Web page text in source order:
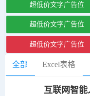
超低价文字广告位
超低价文字广告位
超低价文字广告位
全部 Excel表格
互联网智